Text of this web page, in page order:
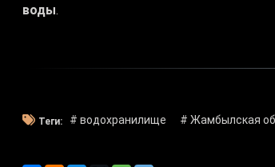
воды.
Теги: # водохранилище # Жамбылская